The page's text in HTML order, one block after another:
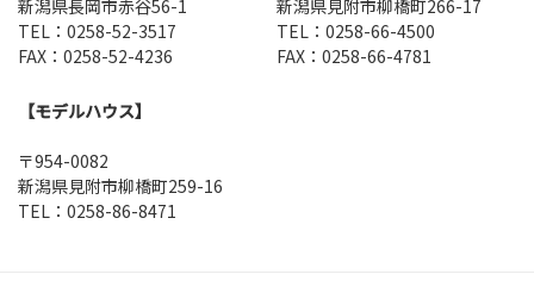
新潟県長岡市赤谷56-1
TEL：0258-52-3517
FAX：0258-52-4236
新潟県見附市柳橋町266-17
TEL：0258-66-4500
FAX：0258-66-4781
【モデルハウス】
〒954-0082
新潟県見附市柳橋町259-16
TEL：0258-86-8471